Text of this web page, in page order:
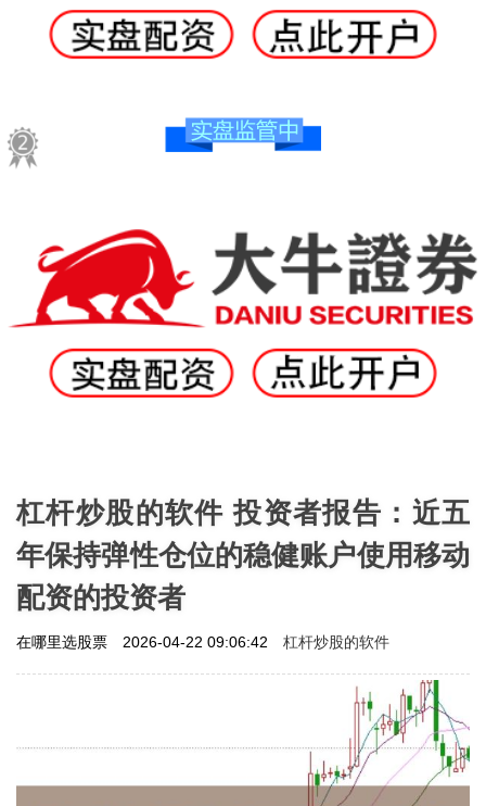
杠杆炒股的软件 投资者报告：近五
年保持弹性仓位的稳健账户使用移动
配资的投资者
在哪里选股票 2026-04-22 09:06:42 杠杆炒股的软件